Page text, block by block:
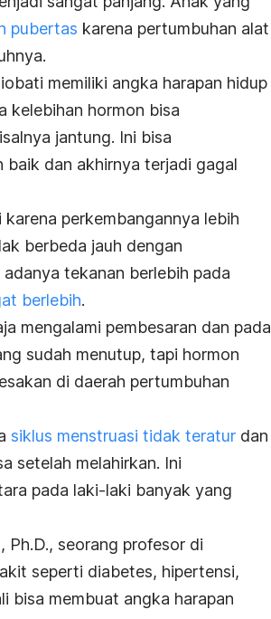
pubertas karena pertumbuhan alat
memiliki angka harapan hidup
kelebihan hormon bisa
jantung. Ini bisa
dan akhirnya terjadi gagal
perkembangannya lebih
berbeda jauh dengan
tekanan berlebih pada
berlebih.
mengalami pembesaran dan pada
sudah menutup, tapi hormon
di daerah pertumbuhan
siklus menstruasi tidak teratur dan
setelah melahirkan. Ini
pada laki-laki banyak yang
Ph.D., seorang profesor di
seperti diabetes, hipertensi,
bisa membuat angka harapan